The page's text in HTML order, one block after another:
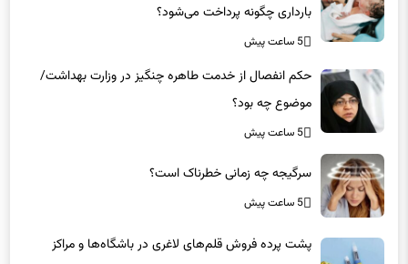
5 ساعت پیش
حکم انفصال از خدمت طاهره چنگیز در وزارت بهداشت/
موضوع چه بود؟
5 ساعت پیش
5 ساعت پیش
زیبایی